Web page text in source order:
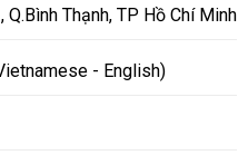
Thạnh, TP Hồ Chí Minh
- English)